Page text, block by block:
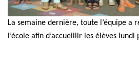
La semaine dernière, toute l’équipe a
l’école afin d’accueillir les élèves